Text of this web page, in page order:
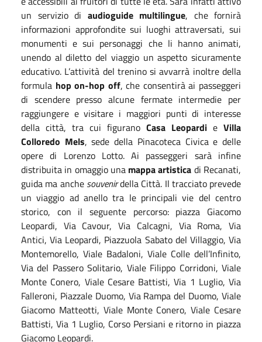
un servizio di audioguide multilingue, che fornirà
informazioni approfondite sui luoghi attraversati, sui
monumenti e sui personaggi che li hanno animati,
unendo al diletto del viaggio un aspetto sicuramente
educativo. L’attività del trenino si avvarrà inoltre della
formula hop on-hop off, che consentirà ai passeggeri
di scendere presso alcune fermate intermedie per
raggiungere e visitare i maggiori punti di interesse
della città, tra cui figurano Casa Leopardi e Villa
Colloredo Mels, sede della Pinacoteca Civica e delle
opere di Lorenzo Lotto. Ai passeggeri sarà infine
distribuita in omaggio una mappa artistica di Recanati,
guida ma anche souvenirdella Città. Il tracciato prevede
un viaggio ad anello tra le principali vie del centro
storico, con il seguente percorso: piazza Giacomo
Leopardi, Via Cavour, Via Calcagni, Via Roma, Via
Antici, Via Leopardi, Piazzuola Sabato del Villaggio, Via
Montemorello, Viale Badaloni, Viale Colle dell’Infinito,
Via del Passero Solitario, Viale Filippo Corridoni, Viale
Monte Conero, Viale Cesare Battisti, Via 1 Luglio, Via
Falleroni, Piazzale Duomo, Via Rampa del Duomo, Viale
Giacomo Matteotti, Viale Monte Conero, Viale Cesare
Battisti, Via 1 Luglio, Corso Persiani e ritorno in piazza
Giacomo Leopardi.